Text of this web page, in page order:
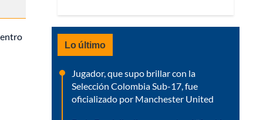
Lo último
Jugador, que supo brillar con la
Selección Colombia Sub-17, fue
oficializado por Manchester United